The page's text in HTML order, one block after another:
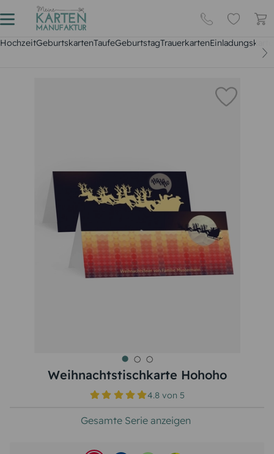
HochzeitGeburtskartenTaufeGeburtstagTrauerkarten
Weihnachtstischkarte Hohoho
4.8 von5
Gesamte Serie anzeigen